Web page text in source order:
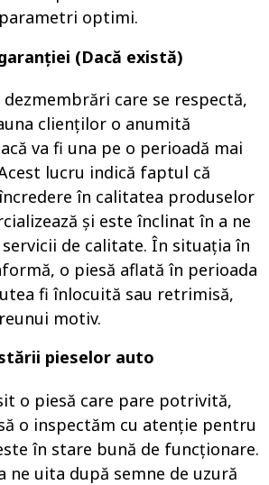
optimi.
(Dacă există)
care se respectă,
clienților o anumită
va fi una pe o perioadă mai
lucru indică faptul că
în calitatea produselor
și este înclinat în a ne
de calitate. În situația în
o piesă aflată în perioada
fi înlocuită sau retrimisă,
motiv.
pieselor auto
o piesă care pare potrivită,
o inspectăm cu atenție pentru
în stare bună de funcționare.
ne uita după semne de uzură